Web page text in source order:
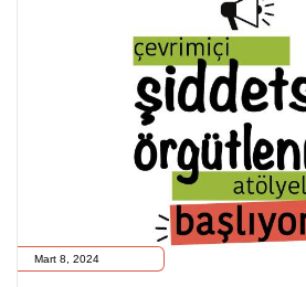
Mart 8, 2024